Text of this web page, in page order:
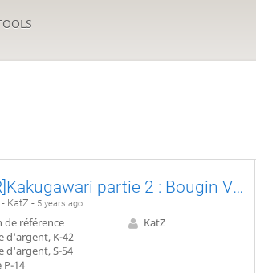
[FR]Kakugawari partie 2 : Bougin VS Koshikake Gin
KatZ - 5 years ago
de référence
d'argent, K-42
d'argent, S-54
P-14
KatZ